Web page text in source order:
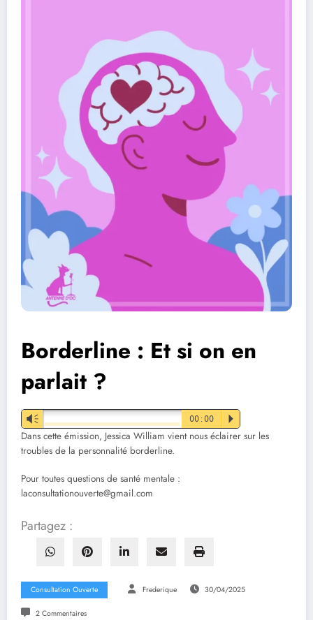
Borderline : Et si on en
parlait ?
Vm 00:00 P
Dans cette émission, Jessica William vient nous éclairer sur les
troubles de la personnalité borderline.
Pour toutes questions de santé mentale :
laconsultationouverte@gmail.com
Partagez :
Consultation Ouverte Frederique 30/04/2025
2 Commentaires